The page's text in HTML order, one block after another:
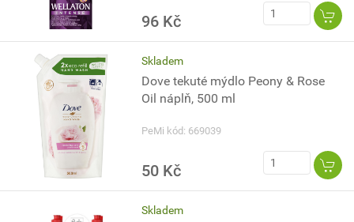
96 Kč
Skladem
Dove tekuté mýdlo Peony & Rose
Oil náplň, 500 ml
PeMi kód: 669039
50 Kč
Skladem